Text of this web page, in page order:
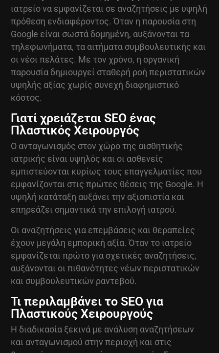
ιατρείο να εμφανίζεται σε αναζητήσεις με υψηλή
πρόθεση ενδιαφέροντος. Όταν η παρουσία στη
Google είναι σωστά δομημένη, αυξάνονται τα
τηλεφωνήματα, τα αιτήματα συμβουλευτικής και
οι νέοι πελάτες. Με τον χρόνο, η οργανική
παρουσία δημιουργεί σταθερή ροή περιστατικών
υψηλής αξίας χωρίς συνεχή διαφημιστικό
κόστος.
Γιατί χρειάζεται SEO ένας
Πλαστικός Χειρουργός
Ο ανταγωνισμός στον χώρο της αισθητικής
ιατρικής είναι υψηλός και οι ασθενείς
εμπιστεύονται κυρίως τους επαγγελματίες που
εμφανίζονται στις πρώτες θέσεις της Google. Η
υψηλή κατάταξη αυξάνει την αξιοπιστία και
επηρεάζει σημαντικά την επιλογή ιατρού.
Οι αναζητήσεις για επεμβάσεις και θεραπείες
έχουν μεγάλη εμπορική αξία. Όταν το ιατρείο
εμφανίζεται πρώτο για σχετικές αναζητήσεις,
αυξάνονται οι πιθανότητες νέων περιστατικών
και συμβουλευτικών ραντεβού.
Τι περιλαμβάνει το SEO για
Πλαστικούς Χειρουργούς
Η διαδικασία ξεκινά με ανάλυση αναζητήσεων
και ανταγωνισμού στην περιοχή και στις